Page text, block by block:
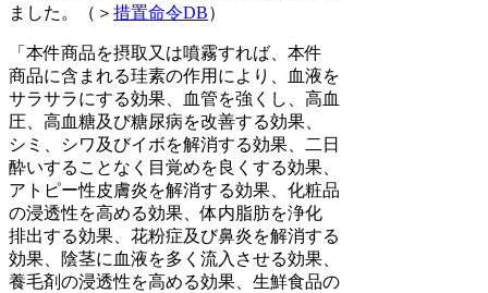
ました。（＞ 措置命令DB）
「本件商品を摂取又は噴霧すれば、本件
商品に含まれる珪素の作用により、血液を
サラサラにする効果、血管を強くし、高血
圧、高血糖及び糖尿病を改善する効果、
シミ、シワ及びイボを解消する効果、二日
酔いすることなく目覚めを良くする効果、
アトピー性皮膚炎を解消する効果、化粧品
の浸透性を高める効果、体内脂肪を浄化
排出する効果、花粉症及び鼻炎を解消する
効果、陰茎に血液を多く流入させる効果、
養毛剤の浸透性を高める効果、生鮮食品の